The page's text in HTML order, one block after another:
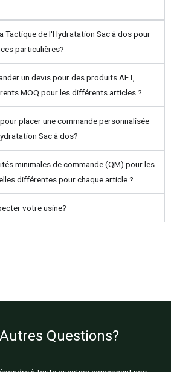
Tactique de l'Hydratation Sac à dos pour
particulières?
un devis pour des produits AET,
MOQ pour les différents articles ?
placer une commande personnalisée
Sac à dos?
minimales de commande (QM) pour les
différentes pour chaque article ?
votre usine?
Questions?